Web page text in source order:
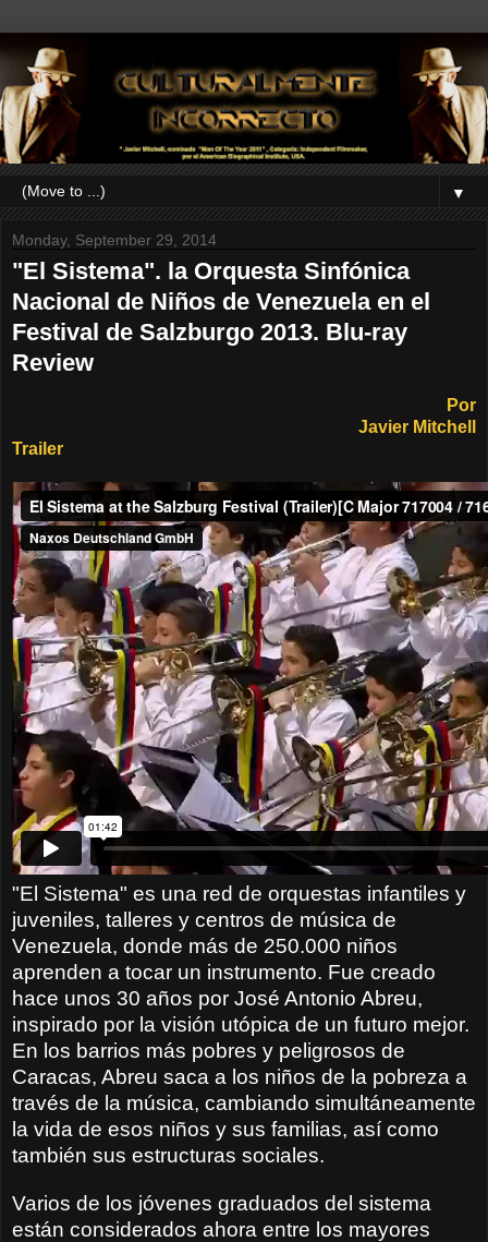
▼
Monday, September 29, 2014
"El Sistema". la Orquesta Sinfónica
Nacional de Niños de Venezuela en el
Festival de Salzburgo 2013. Blu-ray
Review
Por
Javier Mitchell
Trailer
"El Sistema" es una red de orquestas infantiles y
juveniles, talleres y centros de música de
Venezuela, donde más de 250.000 niños
aprenden a tocar un instrumento. Fue creado
hace unos 30 años por José Antonio Abreu,
inspirado por la visión utópica de un futuro mejor.
En los barrios más pobres y peligrosos de
Caracas, Abreu saca a los niños de la pobreza a
través de la música, cambiando simultáneamente
la vida de esos niños y sus familias, así como
también sus estructuras sociales.
Varios de los jóvenes graduados del sistema
están considerados ahora entre los mayores